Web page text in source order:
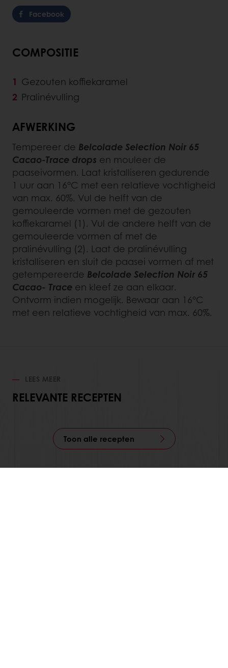
Facebook
COMPOSITIE
Gezouten koffiekaramel
Pralinévulling
AFWERKING
Tempereer de Belcolade Selection Noir 65
Cacao-Trace drops en mouleer de
paaseivormen. Laat kristalliseren gedurende
1 uur aan 16°C met een relatieve vochtigheid
van max. 60%. Vul de helft van de
gemouleerde vormen met de gezouten
koffiekaramel (1). Vul de andere helft van de
gemouleerde vormen af met de
pralinévulling (2). Laat de pralinévulling
kristalliseren en sluit de paasei vormen af met
getempereerde Belcolade Selection Noir 65
Cacao- Trace en kleef ze aan elkaar.
Ontvorm indien mogelijk. Bewaar aan 16°C
met een relatieve vochtigheid van max. 60%.
LEES MEER
RELEVANTE RECEPTEN
Toon alle recepten